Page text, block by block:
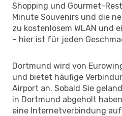
Shopping und Gourmet-
Minute Souvenirs und die
zu kostenlosem WLAN und
– hier ist für jeden
Dortmund wird von
und bietet häufige
Airport an. Sobald Sie
in Dortmund abgeholt
eine Internetverbindung